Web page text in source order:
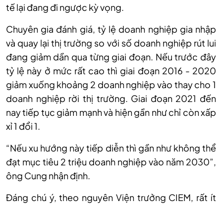
tế lại đang đi ngược kỳ vọng.
Chuyên gia đánh giá, tỷ lệ doanh nghiệp gia nhập
và quay lại thị trường so với số doanh nghiệp rút lui
đang giảm dần qua từng giai đoạn. Nếu trước đây
tỷ lệ này ở mức rất cao thì giai đoạn 2016 - 2020
giảm xuống khoảng 2 doanh nghiệp vào thay cho 1
doanh nghiệp rời thị trường. Giai đoạn 2021 đến
nay tiếp tục giảm mạnh và hiện gần như chỉ còn xấp
xỉ 1 đổi 1.
“Nếu xu hướng này tiếp diễn thì gần như không thể
đạt mục tiêu 2 triệu doanh nghiệp vào năm 2030”,
ông Cung nhận định.
Đáng chú ý, theo nguyên Viện trưởng CIEM, rất ít